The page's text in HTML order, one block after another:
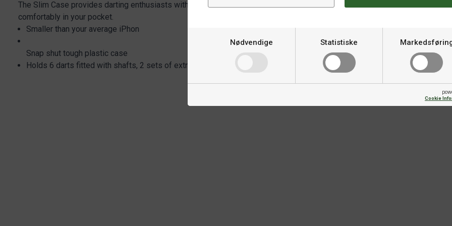
Nødvendige Statistiske
Cookie
The Slim Case provides darting enthusiasts with significant darts storage that fits
comfortably in your pocket.
Smaller than your average iPhon
Snap shut tough plastic case
Holds 6 darts fitted with shafts, 2 sets of extra shafts and 2 sets of flights